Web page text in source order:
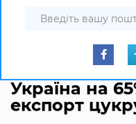
Україна на
експорт